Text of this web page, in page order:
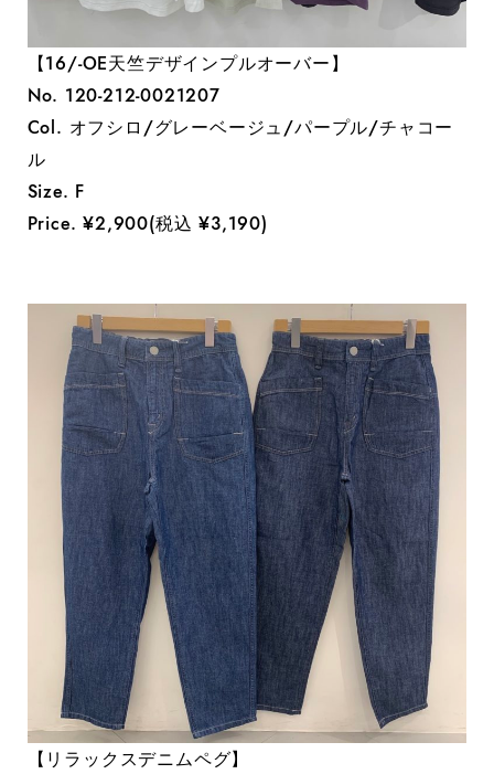
【16/-OE天竺デザインプルオーバー】
No. 120-212-0021207
Col. オフシロ/グレーベージュ/パープル/チャコー
ル
Size. F
Price. ¥2,900(税込 ¥3,190)
【リラックスデニムペグ】